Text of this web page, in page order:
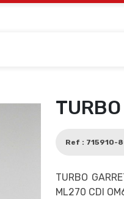
Ref : 715910-
TURBO
ML270 CDI